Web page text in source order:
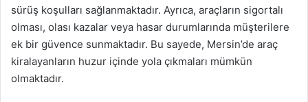
sürüş koşulları sağlanmaktadır. Ayrıca, araçların sigortalı
olması, olası kazalar veya hasar durumlarında müşterilere
ek bir güvence sunmaktadır. Bu sayede, Mersin’de araç
kiralayanların huzur içinde yola çıkmaları mümkün
olmaktadır.